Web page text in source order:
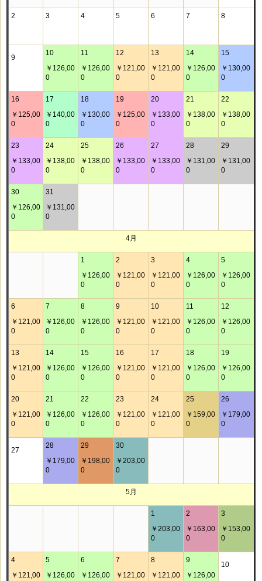
2 3 4 5 6 7 8
9
10
￥126,00
0
11
￥126,00
0
12
￥121,00
0
13
￥121,00
0
14
￥126,00
0
15
￥130,00
0
16
￥125,00
0
17
￥140,00
0
18
￥130,00
0
19
￥125,00
0
20
￥133,00
0
21
￥138,00
0
22
￥138,00
0
23
￥133,00
0
24
￥138,00
0
25
￥138,00
0
26
￥133,00
0
27
￥133,00
0
28
￥131,00
0
29
￥131,00
0
30
￥126,00
0
31
￥131,00
0
4月
1
￥126,00
0
2
￥121,00
0
3
￥121,00
0
4
￥126,00
0
5
￥126,00
0
6
￥121,00
0
7
￥126,00
0
8
￥126,00
0
9
￥121,00
0
10
￥121,00
0
11
￥126,00
0
12
￥126,00
0
13
￥121,00
0
14
￥126,00
0
15
￥126,00
0
16
￥121,00
0
17
￥121,00
0
18
￥126,00
0
19
￥126,00
0
20
￥121,00
0
21
￥126,00
0
22
￥126,00
0
23
￥121,00
0
24
￥121,00
0
25
￥159,00
0
26
￥179,00
0
27
28
￥179,00
0
29
￥198,00
0
30
￥203,00
0
5月
1
￥203,00
0
2
￥163,00
0
3
￥153,00
0
4
￥121,00
5
￥126,00
6
￥126,00
7
￥121,00
8
￥121,00
9
￥126,00
10